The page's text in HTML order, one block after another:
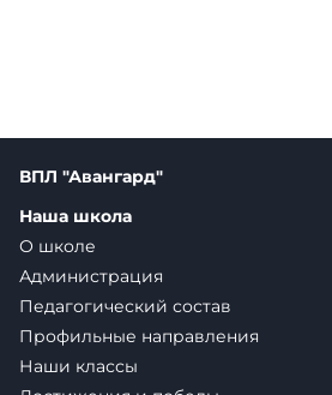
ВПЛ "Авангард"
Наша школа
О школе
Администрация
Педагогический состав
Профильные направления
Наши классы